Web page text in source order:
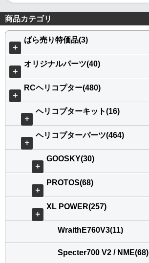
商品カテゴリ
＋
ばら売り特価品(3)
＋
オリジナルパーツ(40)
＋
RCヘリコプター(480)
＋
ヘリコプターキット(16)
＋
ヘリコプターパーツ(464)
＋
GOOSKY(30)
＋
PROTOS(68)
＋
XL POWER(257)
WraithE760V3(11)
Specter700 V2 / NME(68)